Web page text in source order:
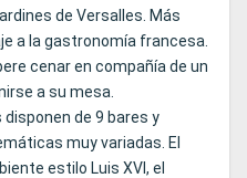
de Versalles. Más
a la gastronomía francesa.
cenar en compañía de un
a su mesa.
de 9 bares y
muy variadas. El
estilo Luis XVI, el